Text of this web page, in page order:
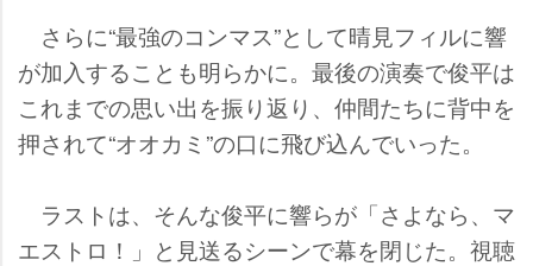
さらに“最強のコンマス”として晴見フィルに響
が加入することも明らかに。最後の演奏で俊平は
これまでの思い出を振り返り、仲間たちに背中を
押されて“オオカミ”の口に飛び込んでいった。
ラストは、そんな俊平に響らが「さよなら、マ
エストロ！」と見送るシーンで幕を閉じた。視聴